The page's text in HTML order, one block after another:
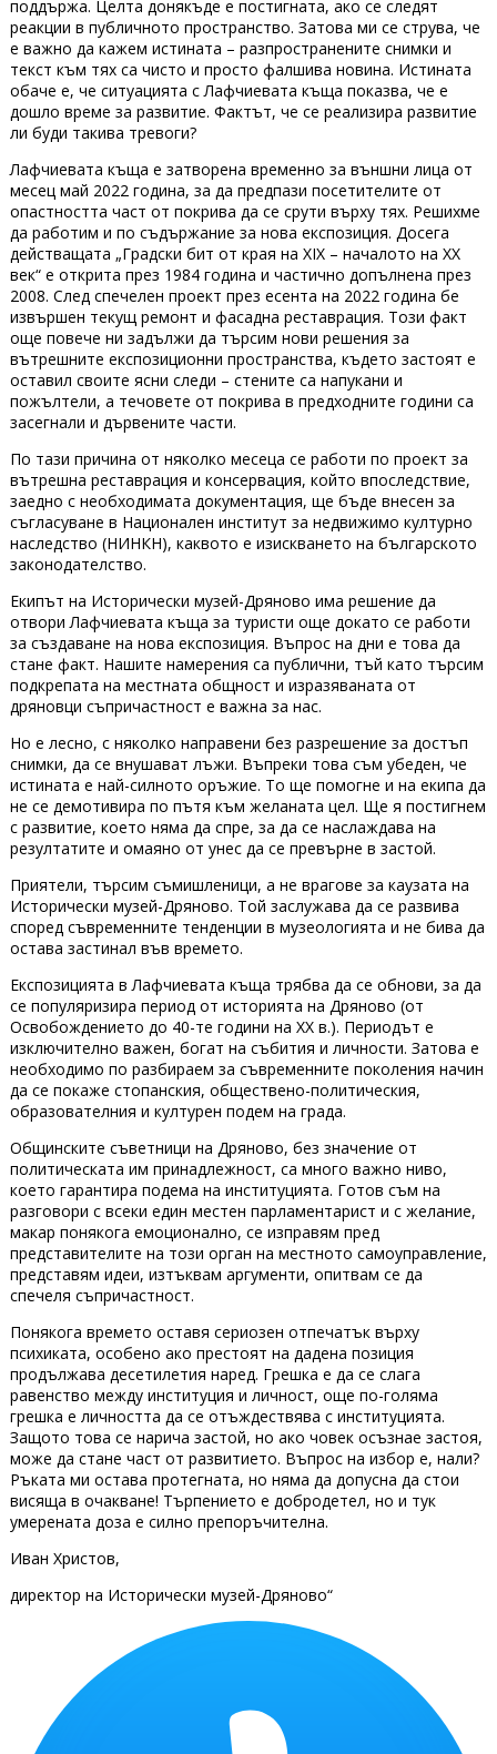
поддържа. Целта донякъде е постигната, ако се следят
реакции в публичното пространство. Затова ми се струва, че
е важно да кажем истината – разпространените снимки и
текст към тях са чисто и просто фалшива новина. Истината
обаче е, че ситуацията с Лафчиевата къща показва, че е
дошло време за развитие. Фактът, че се реализира развитие
ли буди такива тревоги?
Лафчиевата къща е затворена временно за външни лица от
месец май 2022 година, за да предпази посетителите от
опастността част от покрива да се срути върху тях. Решихме
да работим и по съдържание за нова експозиция. Досега
действащата „Градски бит от края на XIX – началото на XX
век“ е открита през 1984 година и частично допълнена през
2008. След спечелен проект през есента на 2022 година бе
извършен текущ ремонт и фасадна реставрация. Този факт
още повече ни задължи да търсим нови решения за
вътрешните експозиционни пространства, където застоят е
оставил своите ясни следи – стените са напукани и
пожълтели, а течовете от покрива в предходните години са
засегнали и дървените части.
По тази причина от няколко месеца се работи по проект за
вътрешна реставрация и консервация, който впоследствие,
заедно с необходимата документация, ще бъде внесен за
съгласуване в Национален институт за недвижимо културно
наследство (НИНКН), каквото е изискването на българското
законодателство.
Екипът на Исторически музей-Дряново има решение да
отвори Лафчиевата къща за туристи още докато се работи
за създаване на нова експозиция. Въпрос на дни е това да
стане факт. Нашите намерения са публични, тъй като търсим
подкрепата на местната общност и изразяваната от
дряновци съпричастност е важна за нас.
Но е лесно, с няколко направени без разрешение за достъп
снимки, да се внушават лъжи. Въпреки това съм убеден, че
истината е най-силното оръжие. То ще помогне и на екипа да
не се демотивира по пътя към желаната цел. Ще я постигнем
с развитие, което няма да спре, за да се наслаждава на
резултатите и омаяно от унес да се превърне в застой.
Приятели, търсим съмишленици, а не врагове за каузата на
Исторически музей-Дряново. Той заслужава да се развива
според съвременните тенденции в музеологията и не бива да
остава застинал във времето.
Експозицията в Лафчиевата къща трябва да се обнови, за да
се популяризира период от историята на Дряново (от
Освобождението до 40-те години на ХХ в.). Периодът е
изключително важен, богат на събития и личности. Затова е
необходимо по разбираем за съвременните поколения начин
да се покаже стопанския, обществено-политическия,
образователния и културен подем на града.
Общинските съветници на Дряново, без значение от
политическата им принадлежност, са много важно ниво,
което гарантира подема на институцията. Готов съм на
разговори с всеки един местен парламентарист и с желание,
макар понякога емоционално, се изправям пред
представителите на този орган на местното самоуправление,
представям идеи, изтъквам аргументи, опитвам се да
спечеля съпричастност.
Понякога времето оставя сериозен отпечатък върху
психиката, особено ако престоят на дадена позиция
продължава десетилетия наред. Грешка е да се слага
равенство между институция и личност, още по-голяма
грешка е личността да се отъждествява с институцията.
Защото това се нарича застой, но ако човек осъзнае застоя,
може да стане част от развитието. Въпрос на избор е, нали?
Ръката ми остава протегната, но няма да допусна да стои
висяща в очакване! Търпението е добродетел, но и тук
умерената доза е силно препоръчителна.
Иван Христов,
директор на Исторически музей-Дряново“